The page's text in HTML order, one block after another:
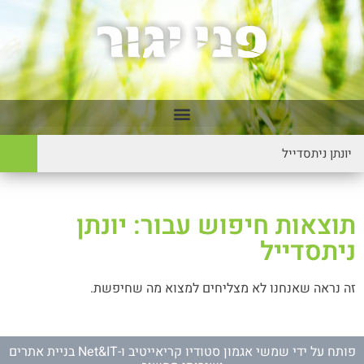
תוצאות חיפוש עבור: יונתן
ניתסדייל
זה נראה שאנחנו לא מצליחים למצוא מה שחיפשת.
פותח על ידי שמשי אגמון סטודיו קריאייטיב ו- Net&IT בניית אתרים